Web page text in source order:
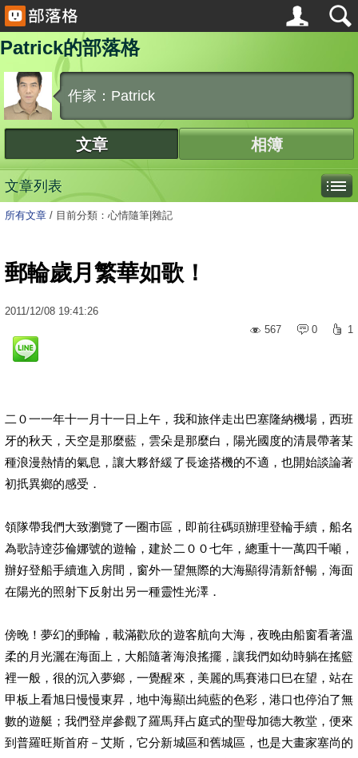
Patrick的部落格
作家：Patrick
文章 相簿
文章列表
所有文章 / 目前分類：心情隨筆|雜記
郵輪歲月繁華如歌！
2011/12/08 19:41:26
567
0 1
二０一一年十一月十一日上午，我和旅伴走出巴塞隆納機場，西班
牙的秋天，天空是那麼藍，雲朵是那麼白，陽光國度的清晨帶著某
種浪漫熱情的氣息，讓大夥舒緩了長途搭機的不適，也開始談論著
初扺異鄉的感受．
領隊帶我們大致瀏覽了一圈市區，即前往碼頭辦理登輪手續，船名
為歌詩逹莎倫娜號的遊輪，建於二００七年，總重十一萬四千噸，
辦好登船手續進入房間，窗外一望無際的大海顯得清新舒暢，海面
在陽光的照射下反射出另一種靈性光澤．
傍晚！夢幻的郵輪，載滿歡欣的遊客航向大海，夜晚由船窗看著溫
柔的月光灑在海面上，大船隨著海浪搖擺，讓我們如幼時躺在搖籃
裡一般，很的沉入夢鄉，一覺醒來，美麗的馬賽港口巳在望，站在
甲板上看旭日慢慢東昇，地中海顯出純藍的色彩，港口也停泊了無
數的遊艇；我們登岸參觀了羅馬拜占庭式的聖母加德大教堂，便來
到普羅旺斯首府－艾斯，它分新城區和舊城區，也是大畫家塞尚的